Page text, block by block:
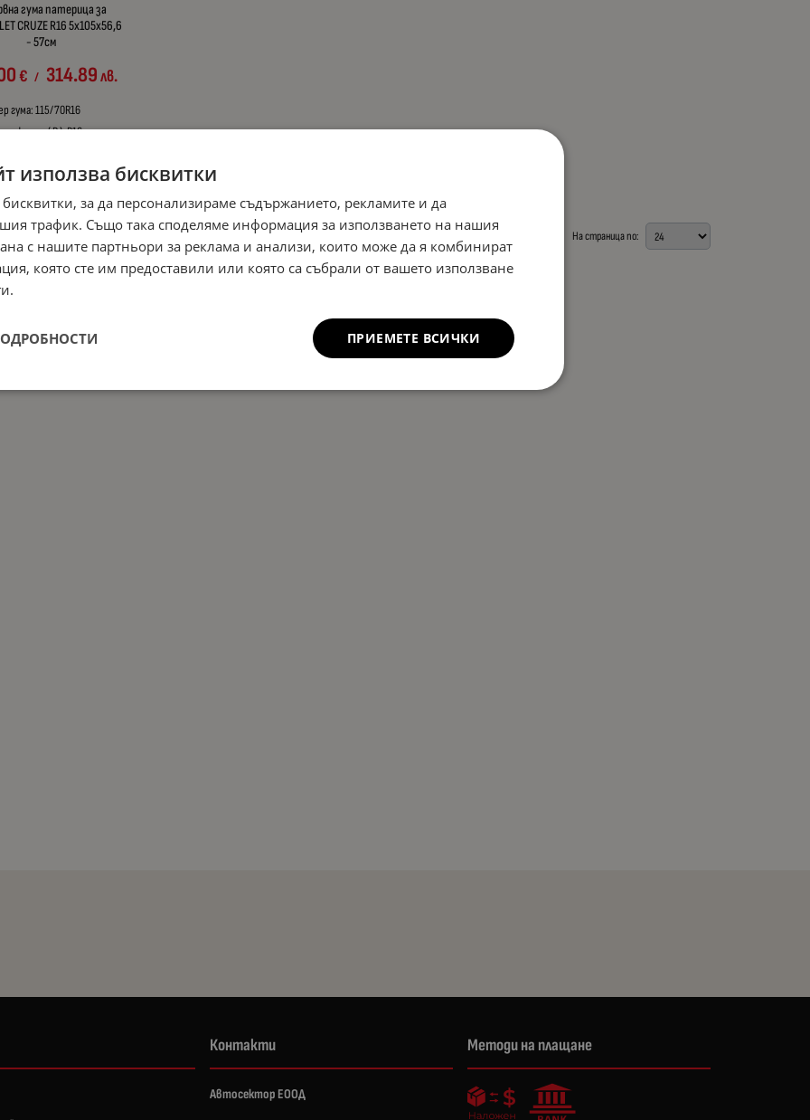
гума патерица за
CRUZE R16 5x105x56,6
- 57см
€ / 314.89лв.
гума: 115/70R16
джанта ( R ): R16
На страница по:
Контакти
Автосектор ЕООД
Методи на плащане
използва бисквитки
за да персонализираме съдържанието, рекламите и да
трафик. Също така споделяме информация за използването на нашия
с нашите партньори за реклама и анализи, които може да я комбинират
която сте им предоставили или която са събрали от вашето използване
ПРИЕМЕТЕ ВСИЧКИ